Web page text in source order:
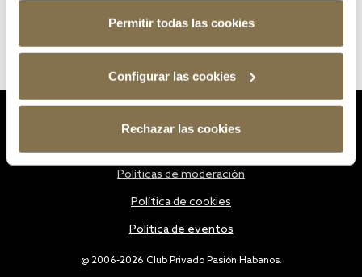
Permitir todas las cookies
Configurar las cookies
Rechazar las cookies
@ 2006-2026 Club Privado Pasión Habanos.
Políticas de moderación
Política de cookies
Política de eventos